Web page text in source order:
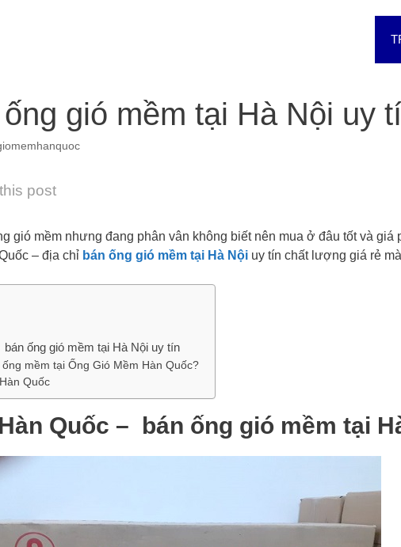
gió mềm tại Hà Nội uy
post
gió mềm nhưng đang phân vân không biết nên mua ở đâu tốt và giá
– địa chỉ bán ống gió mềm tại Hà Nội uy tín chất lượng giá rẻ
ống gió mềm tại Hà Nội uy tín
mềm tại Ống Gió Mềm Hàn Quốc?
Quốc
Quốc – bán ống gió mềm tại